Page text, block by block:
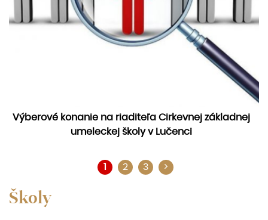
Výberové konanie na riaditeľa Cirkevnej základnej
umeleckej školy v Lučenci
1 2 3 >
Školy